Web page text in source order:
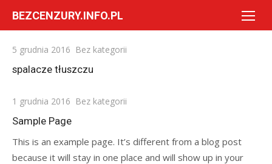
BEZCENZURY.INFO.PL
Posted
5 grudnia 2016 Bez kategorii
spalacze tłuszczu
Posted
on
1 grudnia 2016 Bez kategorii
Sample Page
This is an example page. It’s different from a blog post
because it will stay in one place and will show up in your